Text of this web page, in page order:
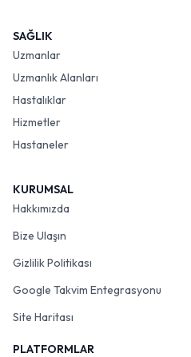
SAĞLIK
Uzmanlar
Uzmanlık Alanları
Hastalıklar
Hizmetler
Hastaneler
KURUMSAL
Hakkımızda
Bize Ulaşın
Gizlilik Politikası
Google Takvim Entegrasyonu
Site Haritası
PLATFORMLAR